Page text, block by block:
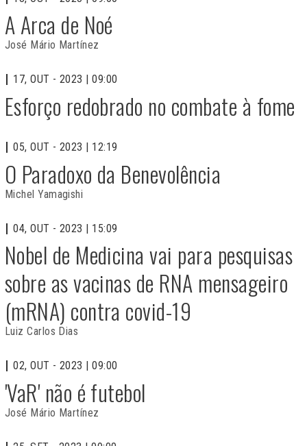
A Arca de Noé
José Mário Martínez
17, OUT - 2023 | 09:00
Esforço redobrado no combate à fome
05, OUT - 2023 | 12:19
O Paradoxo da Benevolência
Michel Yamagishi
04, OUT - 2023 | 15:09
Nobel de Medicina vai para pesquisas
sobre as vacinas de RNA mensageiro
(mRNA) contra covid-19
Luiz Carlos Dias
02, OUT - 2023 | 09:00
'VaR' não é futebol
José Mário Martínez